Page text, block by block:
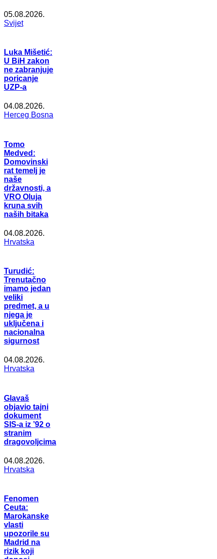
05.08.2026.
Svijet
Luka Mišetić:
U BiH zakon
ne zabranjuje
poricanje
UZP-a
04.08.2026.
Herceg Bosna
Tomo
Medved:
Domovinski
rat temelj je
naše
državnosti, a
VRO Oluja
kruna svih
naših bitaka
04.08.2026.
Hrvatska
Turudić:
Trenutačno
imamo jedan
veliki
predmet, a u
njega je
uključena i
nacionalna
sigurnost
04.08.2026.
Hrvatska
Glavaš
objavio tajni
dokument
SIS-a iz ’92 o
stranim
dragovoljcima
04.08.2026.
Hrvatska
Fenomen
Ceuta:
Marokanske
vlasti
upozorile su
Madrid na
rizik koji